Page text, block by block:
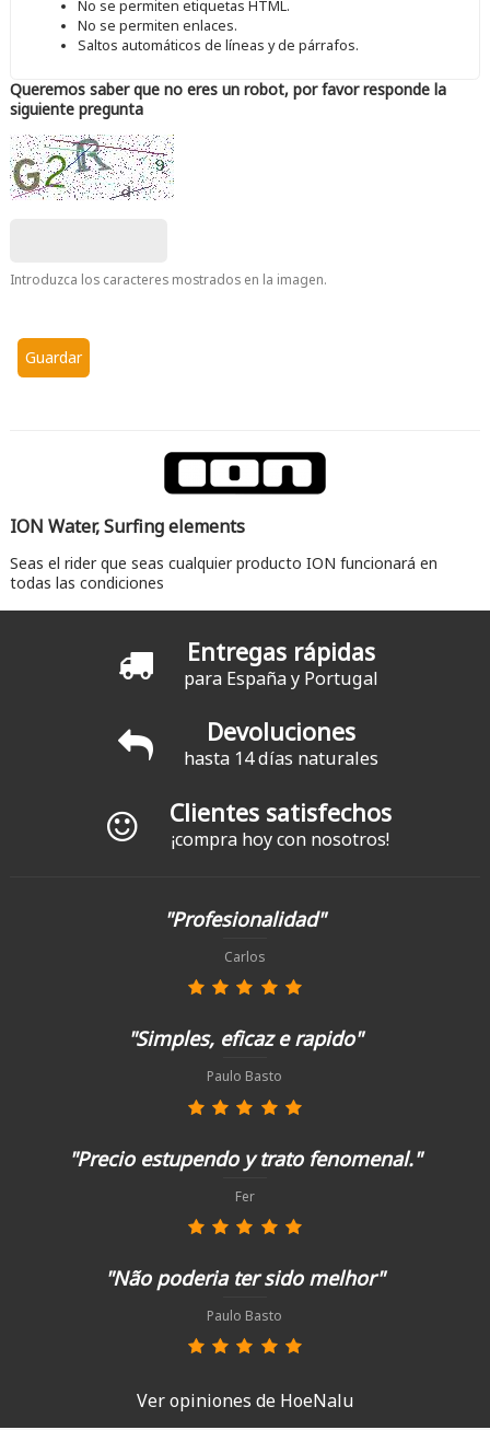
No se permiten etiquetas HTML.
No se permiten enlaces.
Saltos automáticos de líneas y de párrafos.
Queremos saber que no eres un robot, por favor responde la
siguiente pregunta
Introduzca los caracteres mostrados en la imagen.
ION Water, Surfing elements
Seas el rider que seas cualquier producto ION funcionará en
todas las condiciones
Entregas rápidas
para España y Portugal
Devoluciones
hasta 14 días naturales
Clientes satisfechos
¡compra hoy con nosotros!
"Profesionalidad"
Carlos
"Simples, eficaz e rapido"
Paulo Basto
"Precio estupendo y trato fenomenal."
Fer
"Não poderia ter sido melhor"
Paulo Basto
Ver opiniones de HoeNalu